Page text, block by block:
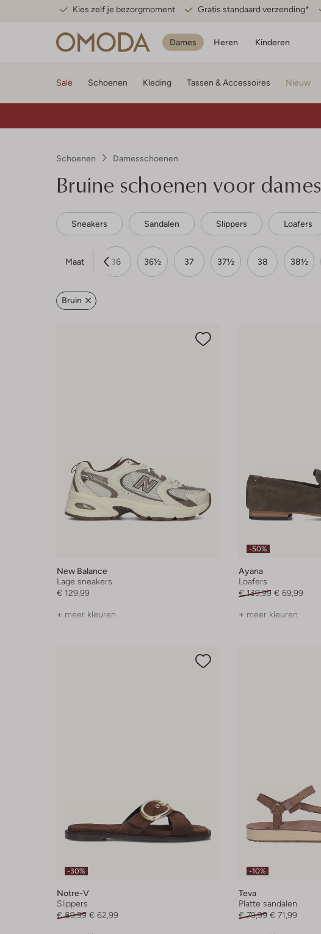
Kies zelf je bezorgmoment Gratis standaard verzending*
Dames Heren Kinderen
Sale Schoenen Kleding Tassen & Accessoires Nieuw
Schoenen Damesschoenen
Bruine schoenen voor dames
Sneakers Sandalen Slippers Loafers
Maat
35½ 36 36½ 37 37½ 38 38½
Bruin
New Balance
Lage sneakers
€ 129,99
+ meer kleuren
-50%
Ayana
Loafers
€ 139,99 € 69,99
+ meer kleuren
-30%
Notre-V
Slippers
€ 89,99 € 62,99
-10%
Teva
Platte sandalen
€ 79,99 € 71,99